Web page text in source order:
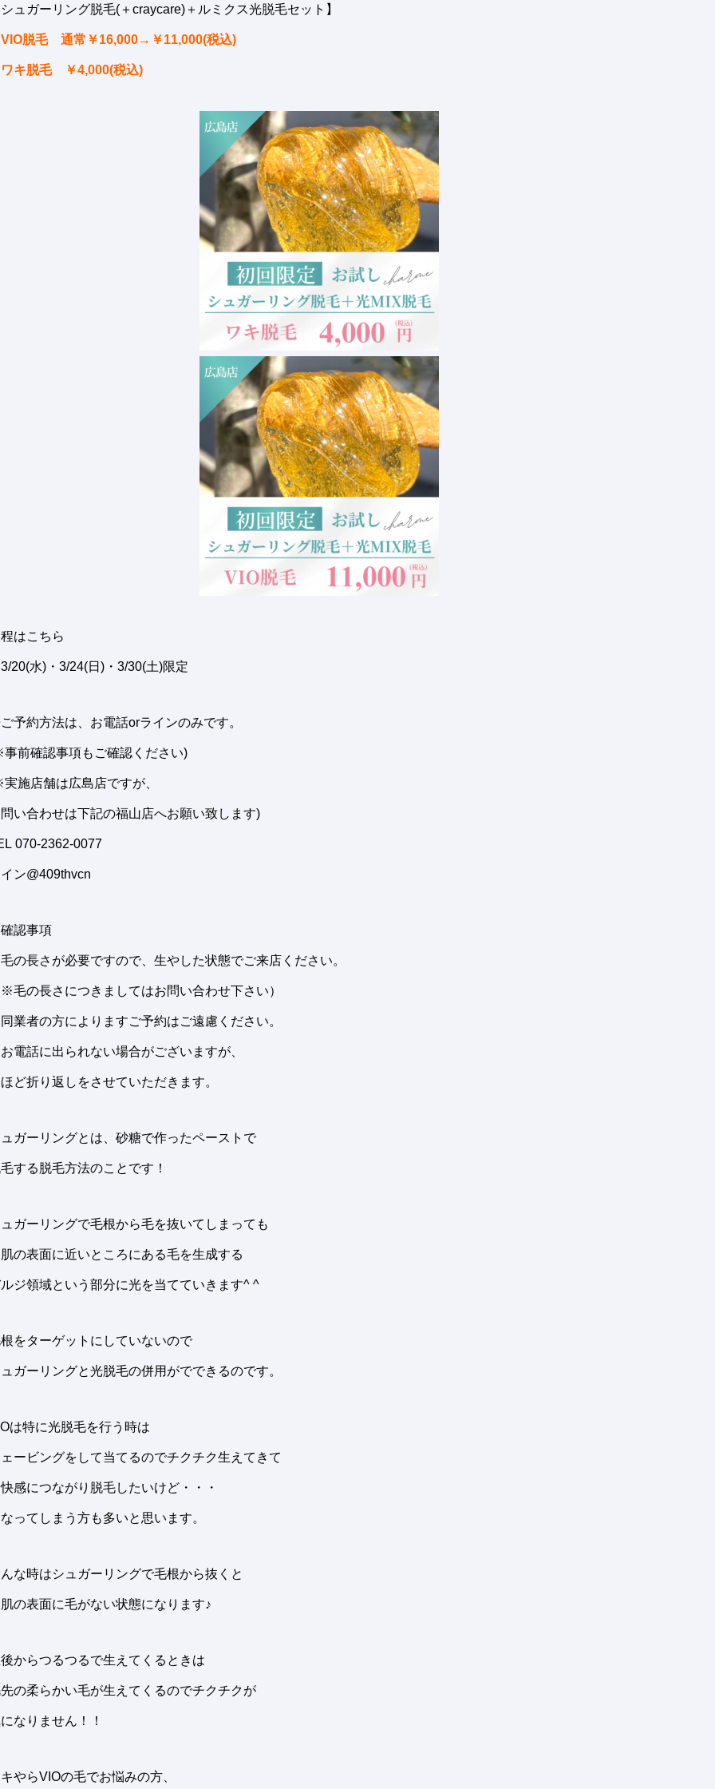
ュガーリング脱毛(＋craycare)＋ルミクス光脱毛セット】
脱毛 通常￥16,000→￥11,000(税込)
キ脱毛 ￥4,000(税込)
はこちら
20(水)・3/24(日)・3/30(土)限定
予約方法は、お電話orラインのみです。
前確認事項もご確認ください)
施店舗は広島店ですが、
い合わせは下記の福山店へお願い致します)
070-2362-0077
ン@409thvcn
認事項
の長さが必要ですので、生やした状態でご来店ください。
毛の長さにつきましてはお問い合わせ下さい）
業者の方によりますご予約はご遠慮ください。
電話に出られない場合がございますが、
ど折り返しをさせていただきます。
ガーリングとは、砂糖で作ったペーストで
する脱毛方法のことです！
ガーリングで毛根から毛を抜いてしまっても
の表面に近いところにある毛を生成する
ジ領域という部分に光を当てていきます^ ^
をターゲットにしていないので
ガーリングと光脱毛の併用がでできるのです。
は特に光脱毛を行う時は
ービングをして当てるのでチクチク生えてきて
感につながり脱毛したいけど・・・
ってしまう方も多いと思います。
な時はシュガーリングで毛根から抜くと
の表面に毛がない状態になります♪
からつるつるで生えてくるときは
の柔らかい毛が生えてくるのでチクチクが
なりません！！
やらVIOの毛でお悩みの方、